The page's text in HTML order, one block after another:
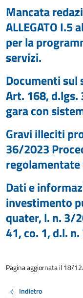
Mancata
ALLEGATO I.5
per la
servizi.
Documenti sul
Art. 168,
gara con
Gravi illeciti
36/2023
Dati e
investimento
quater, l. n. 3/
41, co. 1, d.l.
Pagina aggiornata il 18/
Indietro